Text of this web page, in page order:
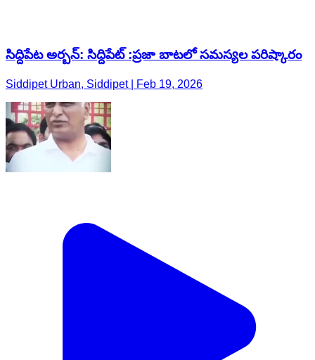
సిద్దిపేట అర్బన్: సిద్దిపేట్ :ప్రజా బాటలో సమస్యల పరిష్కారం
Siddipet Urban, Siddipet | Feb 19, 2026